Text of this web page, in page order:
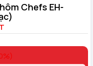
Chefs EH-